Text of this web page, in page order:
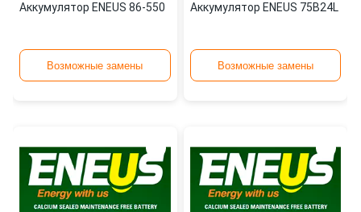
Аккумулятор ENEUS 86-550
Возможные замены
Аккумулятор ENEUS 75B24L
Возможные замены